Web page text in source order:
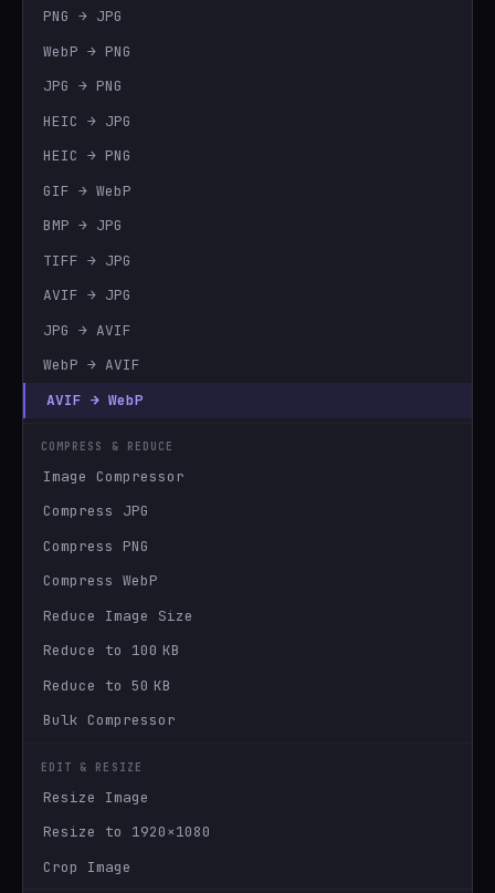
PNG → JPG
WebP → PNG
JPG → PNG
HEIC → JPG
HEIC → PNG
GIF → WebP
BMP → JPG
TIFF → JPG
AVIF → JPG
JPG → AVIF
WebP → AVIF
AVIF → WebP
COMPRESS & REDUCE
Image Compressor
Compress JPG
Compress PNG
Compress WebP
Reduce Image Size
Reduce to 100 KB
Reduce to 50 KB
Bulk Compressor
EDIT & RESIZE
Resize Image
Resize to 1920×1080
Crop Image